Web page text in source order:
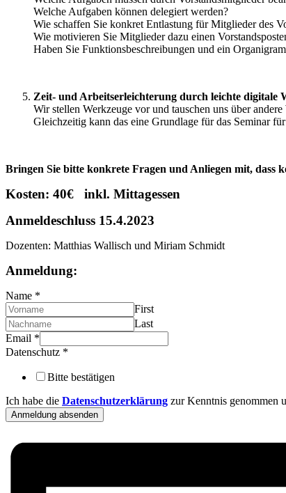
Welche Aufgaben können delegiert werden?
Wie schaffen Sie konkret Entlastung für Mitglieder des
Wie motivieren Sie Mitglieder dazu einen
Haben Sie Funktionsbeschreibungen und ein
Zeit- und Arbeitserleichterung durch leichte digitale
Wir stellen Werkzeuge vor und tauschen uns über
Gleichzeitig kann das eine Grundlage für das Seminar
Bringen Sie bitte konkrete Fragen und Anliegen mit, dass
Kosten: 40€ inkl. Mittagessen
Anmeldeschluss 15.4.2023
Dozenten: Matthias Wallisch und Miriam Schmidt
Anmeldung:
Name *
First
Last
Email *
Datenschutz *
Bitte bestätigen
Ich habe die Datenschutzerklärung zur Kenntnis genommen
Anmeldung absenden